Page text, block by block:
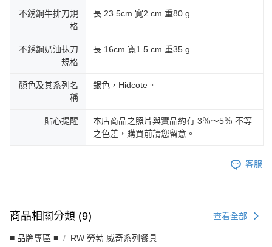
不銹鋼牛排刀規
格
長 23.5cm 寬2 cm 重80 g
不銹鋼奶油抹刀
規格
長 16cm 寬1.5 cm 重35 g
顏色及其系列名
稱
銀色，Hidcote。
貼心提醒
本店商品之照片與實品約有 3％～5％ 不等
之色差，購買前請您留意。
客服
商品相關分類 (9) 查看全部
■ 品牌專區 ■ RW 勞勃 威奇系列餐具